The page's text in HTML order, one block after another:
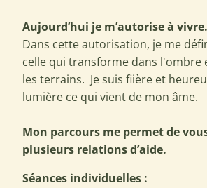
Aujourd’hui je m’autorise à vivre.
Dans cette autorisation, je me
celle qui transforme dans l'ombre
les terrains. Je suis fiière et
lumière ce qui vient de mon âme.
Mon parcours me permet de
plusieurs relations d’aide.
Séances individuelles :